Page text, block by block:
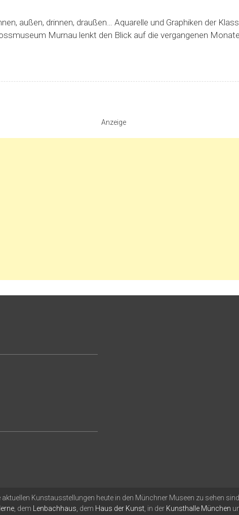
außen, drinnen, draußen… Aquarelle und Graphiken der
Murnau lenkt den Blick auf die vergangenen
Anzeige
Kunstausstellungen heute in den Münchner Museen zu sehen
, dem Lenbachhaus , dem Haus der Kunst , in der Kunsthalle München